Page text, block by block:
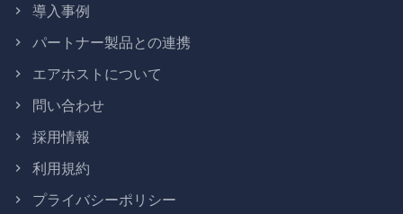
導入事例
パートナー製品との連携
エアホストについて
問い合わせ
採用情報
利用規約
プライバシーポリシー